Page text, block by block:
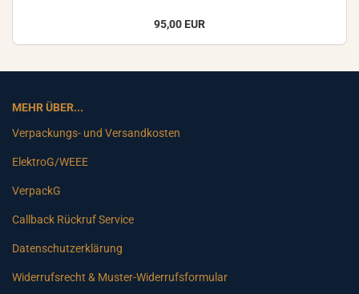
95,00 EUR
MEHR ÜBER...
Verpackungs- und Versandkosten
ElektroG/WEEE
VerpackG
Callback Rückruf Service
Datenschutzerklärung
Widerrufsrecht & Muster-Widerrufsformular